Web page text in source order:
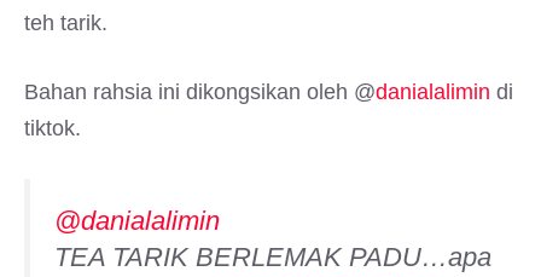
teh tarik.
Bahan rahsia ini dikongsikan oleh @danialalimin di
tiktok.
@danialalimin
TEA TARIK BERLEMAK PADU…apa